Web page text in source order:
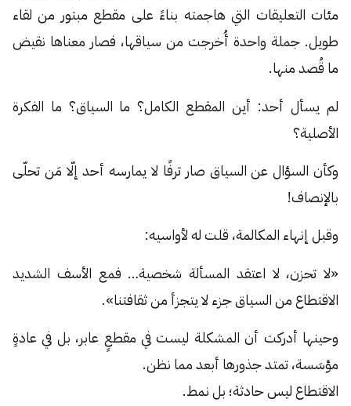
مئات التعليقات التي هاجمته بناءً على مقطع مبتور من لقاء
طويل. جملة واحدة أُخرجت من سياقها، فصار معناها نقيض
ما قُصد منها.
لم يسأل أحد: أين المقطع الكامل؟ ما السياق؟ ما الفكرة
الأصلية؟
وكأن السؤال عن السياق صار ترفًا لا يمارسه أحد إلّا مَن تحلّى
بالإنصاف!
وقبل إنهاء المكالمة، قلت له لأواسيه:
«لا تحزن، لا اعتقد المسألة شخصية… فمع الأسف الشديد
الاقتطاع من السياق جزء لا يتجزأ من ثقافتنا».
وحينها أدركت أن المشكلة ليست في مقطعٍ عابر، بل في عادةٍ
مؤسَسة، تمتد جذورها أبعد مما نظن.
الاقتطاع ليس حادثة؛ بل نمط.